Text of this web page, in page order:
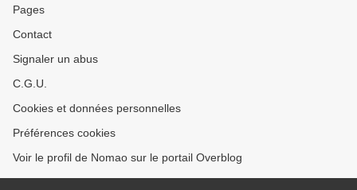
Pages
Contact
Signaler un abus
C.G.U.
Cookies et données personnelles
Préférences cookies
Voir le profil de Nomao sur le portail Overblog